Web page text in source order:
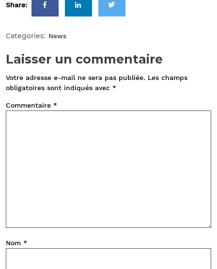
Share:
Categories: News
Laisser un commentaire
Votre adresse e-mail ne sera pas publiée. Les champs
obligatoires sont indiqués avec *
Commentaire *
Nom *